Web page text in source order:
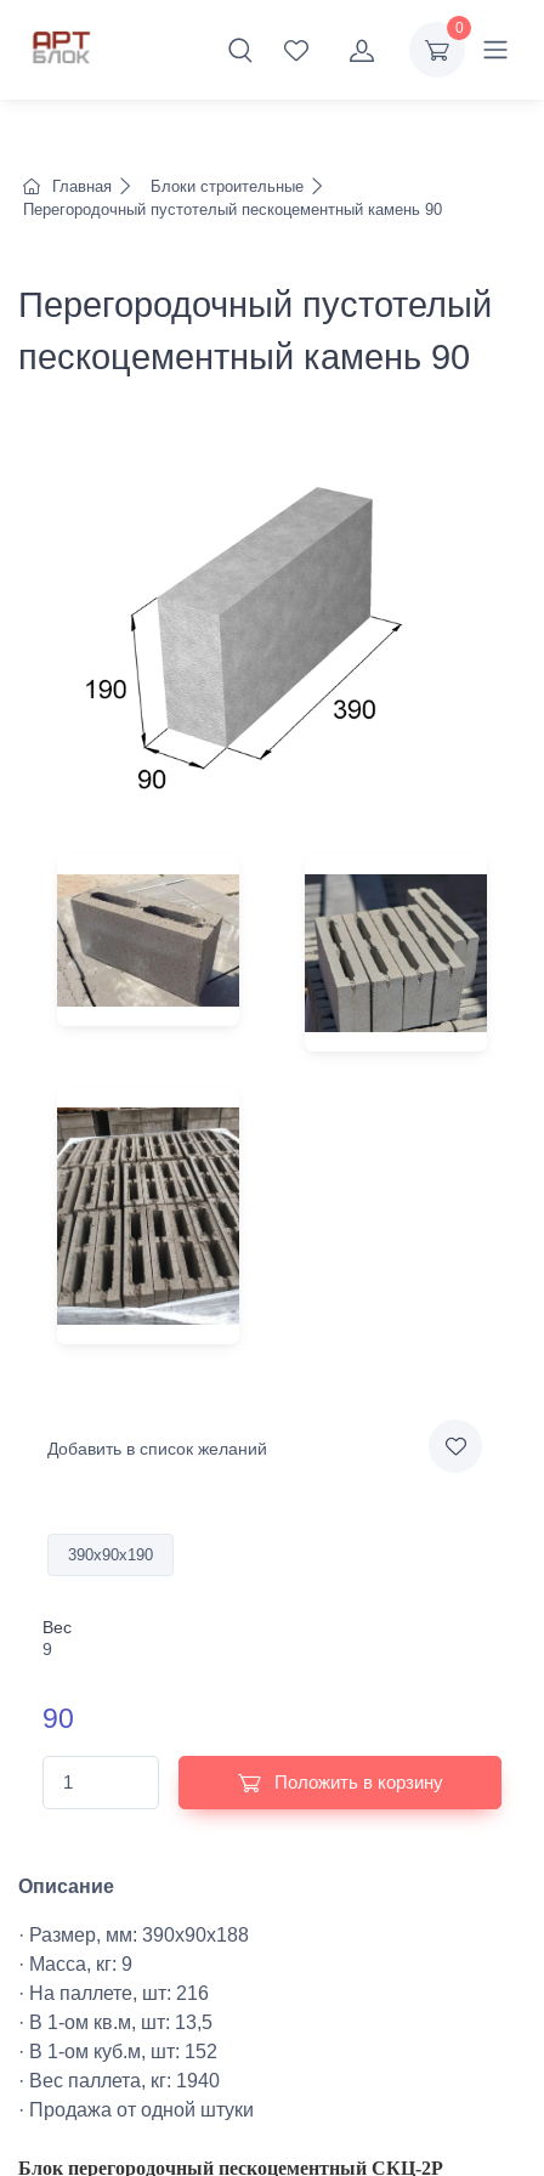
0
Главная
Блоки строительные
Перегородочный пустотелый пескоцементный камень 90
Перегородочный пустотелый
пескоцементный камень 90
Добавить в список желаний
390х90х190
Вес
9
90
Положить в корзину
Описание
· Размер, мм: 390х90х188
· Масса, кг: 9
· На паллете, шт: 216
· В 1-ом кв.м, шт: 13,5
· В 1-ом куб.м, шт: 152
· Вес паллета, кг: 1940
· Продажа от одной штуки
Блок перегородочный пескоцементный СКЦ-2Р